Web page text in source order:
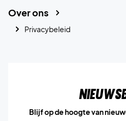
Over ons
Privacybeleid
Blijf op de hoogte van